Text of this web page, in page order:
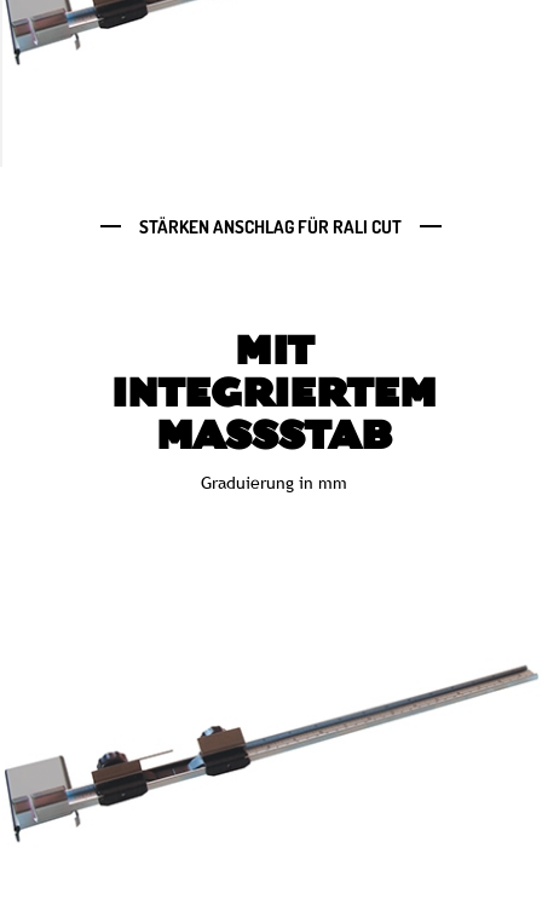
STÄRKEN ANSCHLAG FÜR RALI CUT
MIT
INTEGRIERTEM
MASSSTAB
Graduierung in mm